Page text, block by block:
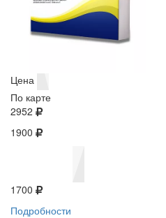
Цена
По карте
2952
1900
1700
Подробности